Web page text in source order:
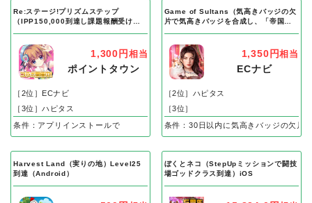
Re:ステージ!プリズムステップ
（IPP150,000到達し課題報酬受け取
1,300円 相当
ポイントタウン
［2位］ECナビ
［3位］ハピタス
条件：アプリインストールで
Game of Sultans（気高きバッジの欠
片で気高きバッジを合成し、「帝国五
1,350円相当
ECナビ
［2位］ハピタス
［3位］
条件：30日以内に気高きバッジの欠片
Harvest Land（実りの地）Level25
到達（Android）
ぼくとネコ（StepUpミッションで闘技
場ゴッドクラス到達）iOS